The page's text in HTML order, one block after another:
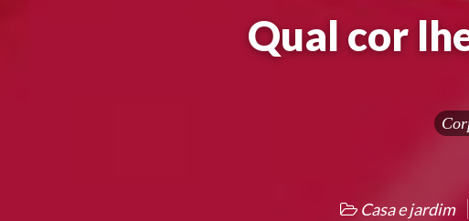
Qual cor
Casa e jardim